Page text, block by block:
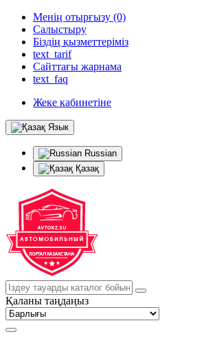
Менің отырғызу (0)
Салыстыру
Біздің қызметтеріміз
text_tarif
Сайттағы жарнама
text_faq
Жеке кабинетіне
Язык
Russian
Қазақ
Қаланы таңдаңыз